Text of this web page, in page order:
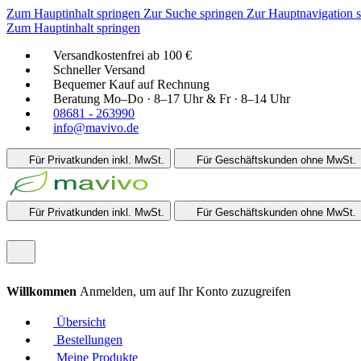
Zum Hauptinhalt springen Zur Suche springen Zur Hauptnavigation
Zum Hauptinhalt springen
Versandkostenfrei ab 100 €
Schneller Versand
Bequemer Kauf auf Rechnung
Beratung Mo–Do · 8–17 Uhr & Fr · 8–14 Uhr
08681 - 263990
info@mavivo.de
Für Privatkunden inkl. MwSt. Für Geschäftskunden ohne MwSt.
Für Privatkunden inkl. MwSt. Für Geschäftskunden ohne MwSt.
Willkommen Anmelden, um auf Ihr Konto zuzugreifen
Übersicht
Bestellungen
Meine Produkte